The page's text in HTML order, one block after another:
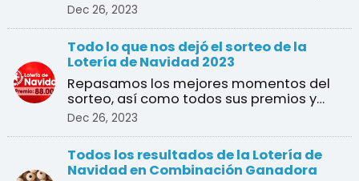
esta guía te explica ...
Dec 26, 2023
Todo lo que nos dejó el sorteo de la
Lotería de Navidad 2023
Repasamos los mejores momentos del
sorteo, así como todos sus premios y
ganadores
Dec 26, 2023
Todos los resultados de la Lotería de
Navidad en Combinación Ganadora